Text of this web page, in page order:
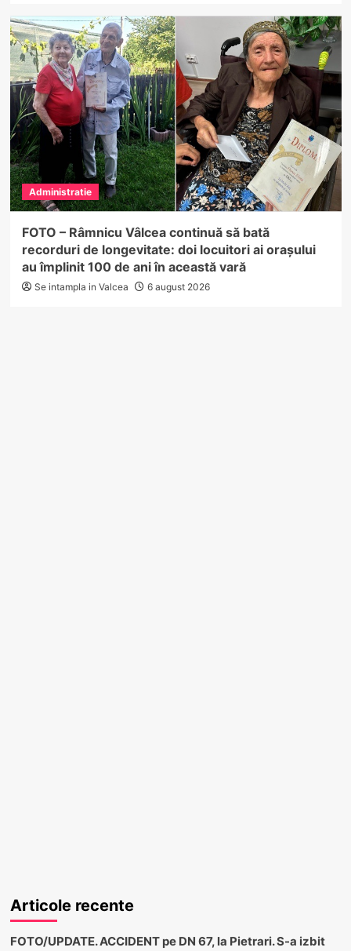
Administratie
FOTO – Râmnicu Vâlcea continuă să bată
recorduri de longevitate: doi locuitori ai orașului
au împlinit 100 de ani în această vară
Se intampla in Valcea 6 august 2026
Articole recente
FOTO/UPDATE. ACCIDENT pe DN 67, la Pietrari. S-a izbit